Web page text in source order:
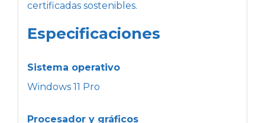
certificadas sostenibles.
Especificaciones
Sistema operativo
Windows 11 Pro
Procesador y gráficos